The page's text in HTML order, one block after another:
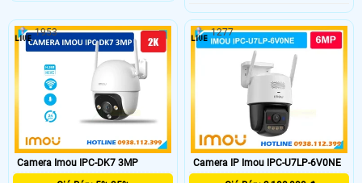
Camera Imou IPC-DK7 3MP
1953
Camera IP Imou IPC-U7LP-6V0NE
1277